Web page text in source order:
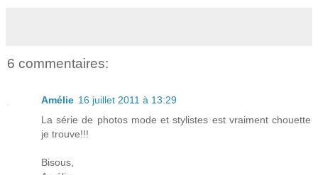
6 commentaires:
Amélie 16 juillet 2011 à 13:29
La série de photos mode et stylistes est vraiment chouette
je trouve!!!
Bisous,